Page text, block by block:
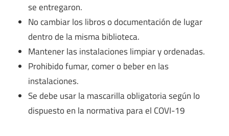
se entregaron.
No cambiar los libros o documentación de lugar
dentro de la misma biblioteca.
Mantener las instalaciones limpiar y ordenadas.
Prohibido fumar, comer o beber en las
instalaciones.
Se debe usar la mascarilla obligatoria según lo
dispuesto en la normativa para el COVI-19